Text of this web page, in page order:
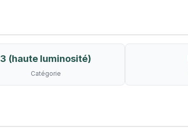
3 (haute luminosité)
Catégorie